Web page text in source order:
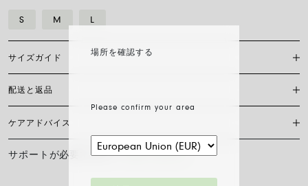
場所を確認する
Please confirm your area
S M L
サイズガイド
Flex’itリングは、その名の由来であるブレスレットと同様、柔軟性をコ
ンセプトにしています。 そのため、リングを別の指に着けることがで
M L
配送と返品
現在、日本国内においては当サイト内オンラインショッピングの対応は
しておりません。
ケアアドバイス
FOPEジュエリーの輝きと美しさを長く保つために、化学製品や化粧品と
サポートが必要ですか？お問い合わせ